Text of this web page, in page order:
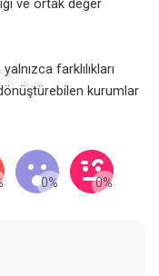
ve ortak değer
farklılıkları
dönüştürebilen kurumlar